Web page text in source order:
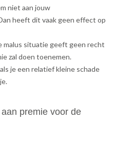
niet aan jouw
heeft dit vaak geen effect op
malus situatie geeft geen recht
zal doen toenemen.
je een relatief kleine schade
premie voor de